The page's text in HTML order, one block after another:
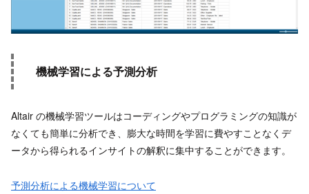
機械学習による予測分析
Altair の機械学習ツールはコーディングやプログラミングの知識が
なくても簡単に分析でき、膨大な時間を学習に費やすことなくデ
ータから得られるインサイトの解釈に集中することができます。
予測分析による機械学習について